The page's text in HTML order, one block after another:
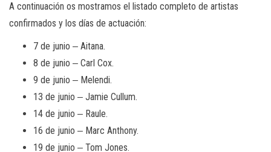
A continuación os mostramos el listado completo de artistas
confirmados y los días de actuación:
7 de junio ‒ Aitana.
8 de junio ‒ Carl Cox.
9 de junio ‒ Melendi.
13 de junio ‒ Jamie Cullum.
14 de junio ‒ Raule.
16 de junio ‒ Marc Anthony.
19 de junio ‒ Tom Jones.